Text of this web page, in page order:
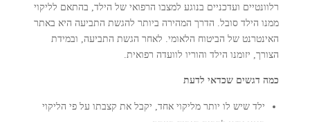
רלוונטיים ועדכניים בנוגע למצבו הרפואי של הילד, בהתאם לליקוי
ממנו הילד סובל. הדרך המהירה ביותר להגשת התביעה היא באתר
האינטרנט של הביטוח הלאומי. לאחר הגשת התביעה, ובמידת
הצורך, יזומנו הילד והוריו לוועדה רפואית.
כמה דגשים שכדאי לדעת
ילד שיש לו יותר מליקוי אחד, יקבל את קצבתו על פי הליקוי